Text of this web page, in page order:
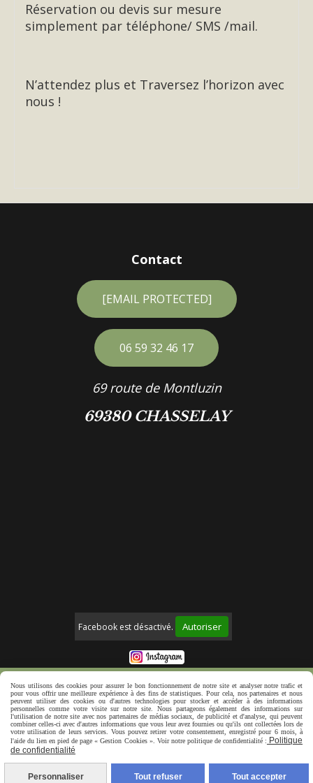
Réservation ou devis sur mesure
simplement par téléphone/ SMS /mail.
N’attendez plus et Traversez l’horizon avec
nous !
Contact
[EMAIL PROTECTED]
06 59 32 46 17
69 route de Montluzin
69380 CHASSELAY
Facebook est désactivé. Autoriser
Mentions Légales
Politique de confidentialité
Créer un site web
Nous utilisons des cookies pour assurer le bon fonctionnement de notre site et analyser notre trafic et
pour vous offrir une meilleure expérience à des fins de statistiques. Pour cela, nos partenaires et nous
peuvent utiliser des cookies ou d'autres technologies pour stocker et accéder à des informations
personnelles comme votre visite sur notre site. Nous partageons également des informations sur
l'utilisation de notre site avec nos partenaires de médias sociaux, de publicité et d'analyse, qui peuvent
combiner celles-ci avec d'autres informations que vous leur avez fournies ou qu'ils ont collectées lors de
votre utilisation de leurs services. Vous pouvez retirer votre consentement, enregistré pour 6 mois, à
l'aide du lien en pied de page « Gestion Cookies ». Voir notre politique de confidentialité : Politique
de confidentialité
Personnaliser Tout refuser Tout accepter